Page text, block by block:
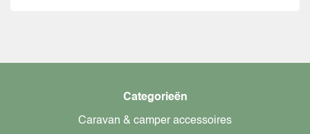
Categorieën
Caravan & camper accessoires